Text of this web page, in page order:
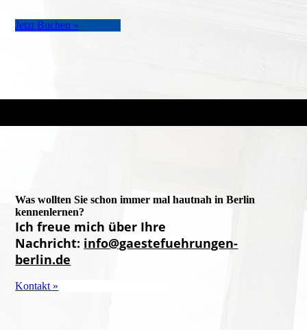
Jetzt Buchen »
Was wollten Sie schon immer mal hautnah in Berlin
kennenlernen?
Ich freue mich über Ihre
Nachricht: info@gaestefuehrungen-
berlin.de
Kontakt »